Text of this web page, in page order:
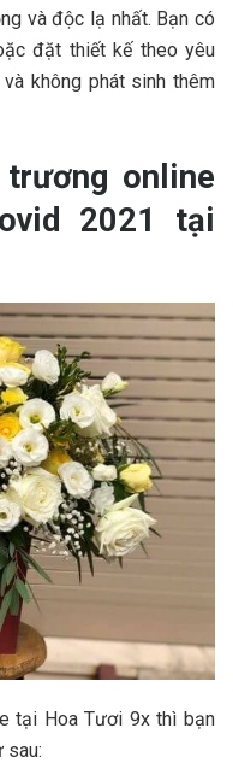
và độc lạ nhất. Bạn có
đặt thiết kế theo yêu
không phát sinh thêm
online
2021 tại
tại Hoa Tươi 9x thì bạn
sau: